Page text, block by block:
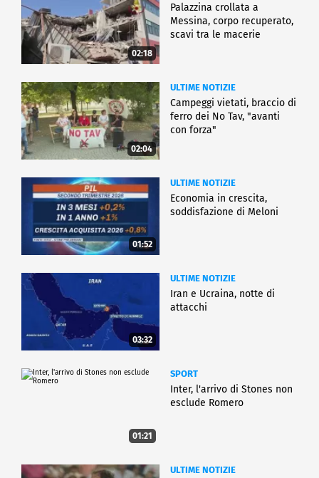
02:18
Palazzina crollata a
Messina, corpo recuperato,
scavi tra le macerie
02:04
ULTIME NOTIZIE
Campeggi vietati, braccio di
ferro dei No Tav, "avanti
con forza"
01:52
ULTIME NOTIZIE
Economia in crescita,
soddisfazione di Meloni
03:32
ULTIME NOTIZIE
Iran e Ucraina, notte di
attacchi
01:21
SPORT
Inter, l'arrivo di Stones non
esclude Romero
ULTIME NOTIZIE